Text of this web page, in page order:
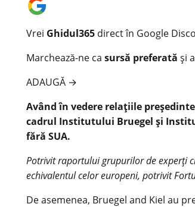
Vrei Ghidul365 direct în Google
Marchează-ne ca sursă preferată și
ADAUGĂ →
Având în vedere relațiile
cadrul Institutului Bruegel și
fără SUA.
Potrivit raportului grupurilor de experți
echivalentul celor europeni, potrivit
De asemenea, Bruegel and Kiel au